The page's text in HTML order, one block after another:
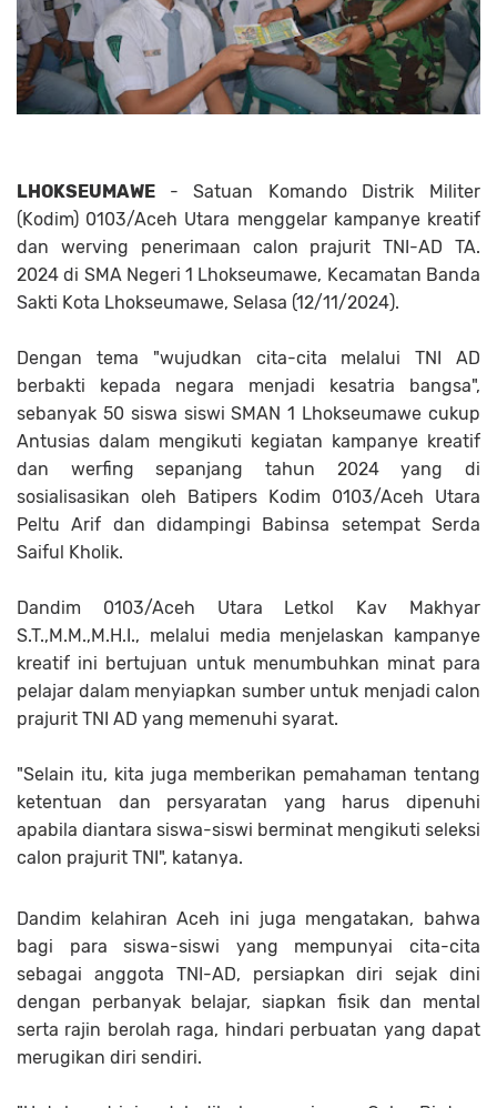
LHOKSEUMAWE - Satuan Komando Distrik Militer
(Kodim) 0103/Aceh Utara menggelar kampanye kreatif
dan werving penerimaan calon prajurit TNI-AD TA.
2024 di SMA Negeri 1 Lhokseumawe, Kecamatan Banda
Sakti Kota Lhokseumawe, Selasa (12/11/2024).
Dengan tema "wujudkan cita-cita melalui TNI AD
berbakti kepada negara menjadi kesatria bangsa",
sebanyak 50 siswa siswi SMAN 1 Lhokseumawe cukup
Antusias dalam mengikuti kegiatan kampanye kreatif
dan werfing sepanjang tahun 2024 yang di
sosialisasikan oleh Batipers Kodim 0103/Aceh Utara
Peltu Arif dan didampingi Babinsa setempat Serda
Saiful Kholik.
Dandim 0103/Aceh Utara Letkol Kav Makhyar
S.T.,M.M.,M.H.I., melalui media menjelaskan kampanye
kreatif ini bertujuan untuk menumbuhkan minat para
pelajar dalam menyiapkan sumber untuk menjadi calon
prajurit TNI AD yang memenuhi syarat.
"Selain itu, kita juga memberikan pemahaman tentang
ketentuan dan persyaratan yang harus dipenuhi
apabila diantara siswa-siswi berminat mengikuti seleksi
calon prajurit TNI", katanya.
Dandim kelahiran Aceh ini juga mengatakan, bahwa
bagi para siswa-siswi yang mempunyai cita-cita
sebagai anggota TNI-AD, persiapkan diri sejak dini
dengan perbanyak belajar, siapkan fisik dan mental
serta rajin berolah raga, hindari perbuatan yang dapat
merugikan diri sendiri.